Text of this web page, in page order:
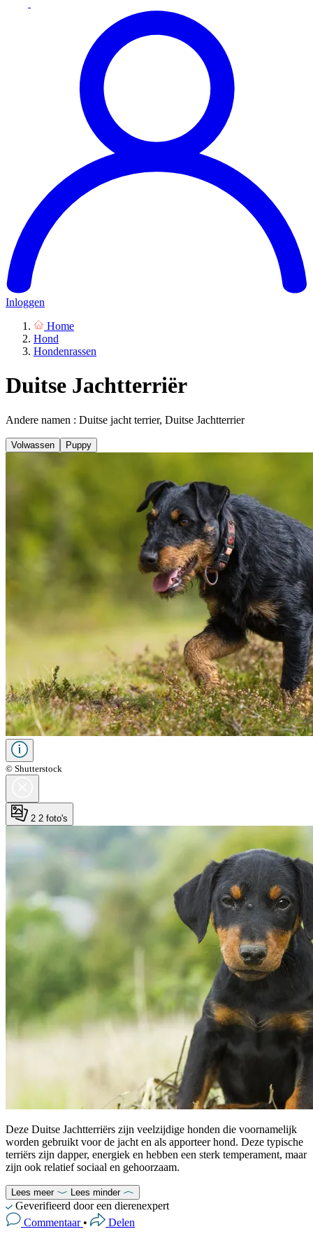
Inloggen
Home
Hond
Hondenrassen
Duitse Jachtterriër
Andere namen : Duitse jacht terrier, Duitse Jachtterrier
Volwassen Puppy
© Shutterstock
2 2 foto's
Deze Duitse Jachtterriërs zijn veelzijdige honden die voornamelijk
worden gebruikt voor de jacht en als apporteer hond. Deze typische
terriërs zijn dapper, energiek en hebben een sterk temperament, maar
zijn ook relatief sociaal en gehoorzaam.
Lees meer Lees minder
Geverifieerd door een dierenexpert
Commentaar • Delen